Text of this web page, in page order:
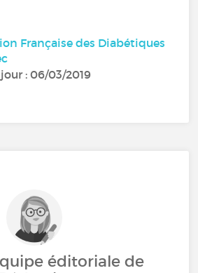
Française des Diabétiques
: 06/03/2019
éditoriale de